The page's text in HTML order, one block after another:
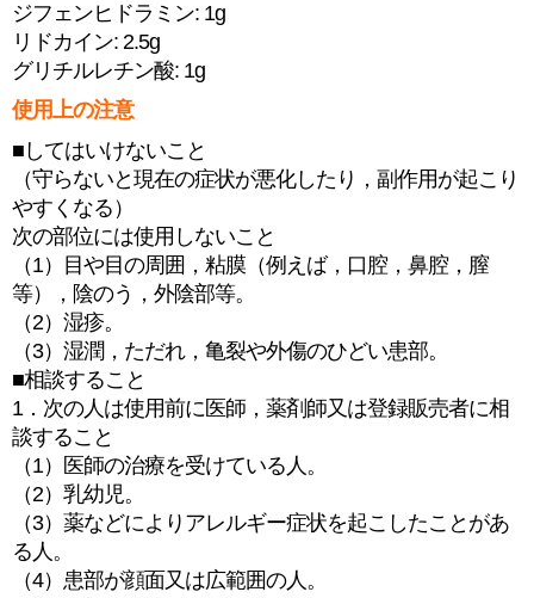
ジフェンヒドラミン: 1g
リドカイン: 2.5g
グリチルレチン酸: 1g
使用上の注意
■してはいけないこと
（守らないと現在の症状が悪化したり，副作用が起こり
やすくなる）
次の部位には使用しないこと
（1）目や目の周囲，粘膜（例えば，口腔，鼻腔，膣
等），陰のう，外陰部等。
（2）湿疹。
（3）湿潤，ただれ，亀裂や外傷のひどい患部。
■相談すること
1．次の人は使用前に医師，薬剤師又は登録販売者に相
談すること
（1）医師の治療を受けている人。
（2）乳幼児。
（3）薬などによりアレルギー症状を起こしたことがあ
る人。
（4）患部が顔面又は広範囲の人。